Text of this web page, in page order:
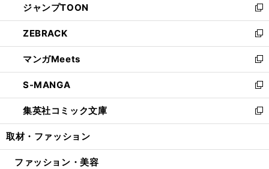
く
で
開
く
ド
ウ
で
開
く
ィ
ン
ド
ウ
で
開
く
い
ウ
ィ
ン
ド
ウ
で
開
く
ジャンプTOON
新
し
い
ウ
ィ
ン
ド
ウ
で
開
ZEBRACK
新
し
い
ウ
ィ
ン
ド
ウ
開
マンガMeets
新
し
い
ウ
ィ
ン
ウ
S-MANGA
新
し
い
ウ
ン
集英社コミック文庫
新
し
ウ
取材・ファッション
ファッション・美容